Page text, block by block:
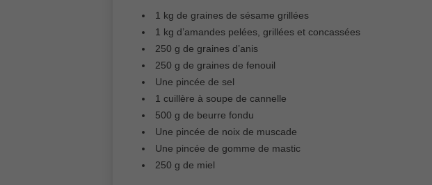
1 kg de graines de sésame grillées
1 kg d’amandes pelées, grillées et concassées
250 g de graines d’anis
250 g de graines de fenouil
Une pincée de sel
1 cuillère à soupe de cannelle
500 g de beurre fondu
Une pincée de noix de muscade
Une pincée de gomme de mastic
250 g de miel